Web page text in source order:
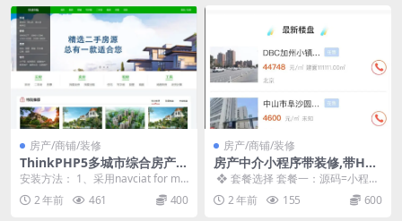
房产/商铺/装修
ThinkPHP5多城市综合房产整
站源码 带新房二手房商铺和租
房模块 电脑端+手机端+小程序
安装方法： 1、采用navciat for my
sql 导入根目录中的tiyu....
2 年前 461 400
房产/商铺/装修
房产中介小程序带装修,带H5
公众号,房产门户PC网站,房产
经纪人,房地产小程序,附近房
地产
❖ 套餐选择 套餐一：源码=小程序
端+公众号端+PC端=600元 套餐
二：全包...
2 年前 155 600